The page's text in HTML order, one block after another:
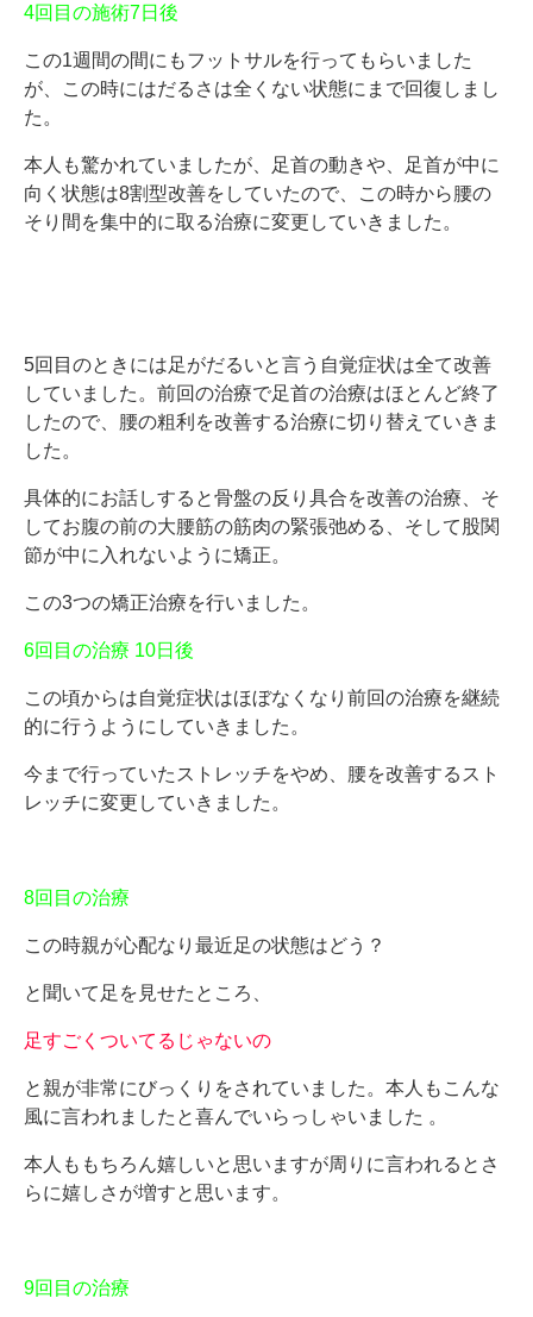
4回目の施術7日後
この1週間の間にもフットサルを行ってもらいました
が、この時にはだるさは全くない状態にまで回復しまし
た。
本人も驚かれていましたが、足首の動きや、足首が中に
向く状態は8割型改善をしていたので、この時から腰の
そり間を集中的に取る治療に変更していきました。
5回目のときには足がだるいと言う自覚症状は全て改善
していました。前回の治療で足首の治療はほとんど終了
したので、腰の粗利を改善する治療に切り替えていきま
した。
具体的にお話しすると骨盤の反り具合を改善の治療、そ
してお腹の前の大腰筋の筋肉の緊張弛める、そして股関
節が中に入れないように矯正。
この3つの矯正治療を行いました。
6回目の治療 10日後
この頃からは自覚症状はほぼなくなり前回の治療を継続
的に行うようにしていきました。
今まで行っていたストレッチをやめ、腰を改善するスト
レッチに変更していきました。
8回目の治療
この時親が心配なり最近足の状態はどう？
と聞いて足を見せたところ、
足すごくついてるじゃないの
と親が非常にびっくりをされていました。本人もこんな
風に言われましたと喜んでいらっしゃいました 。
本人ももちろん嬉しいと思いますが周りに言われるとさ
らに嬉しさが増すと思います。
9回目の治療